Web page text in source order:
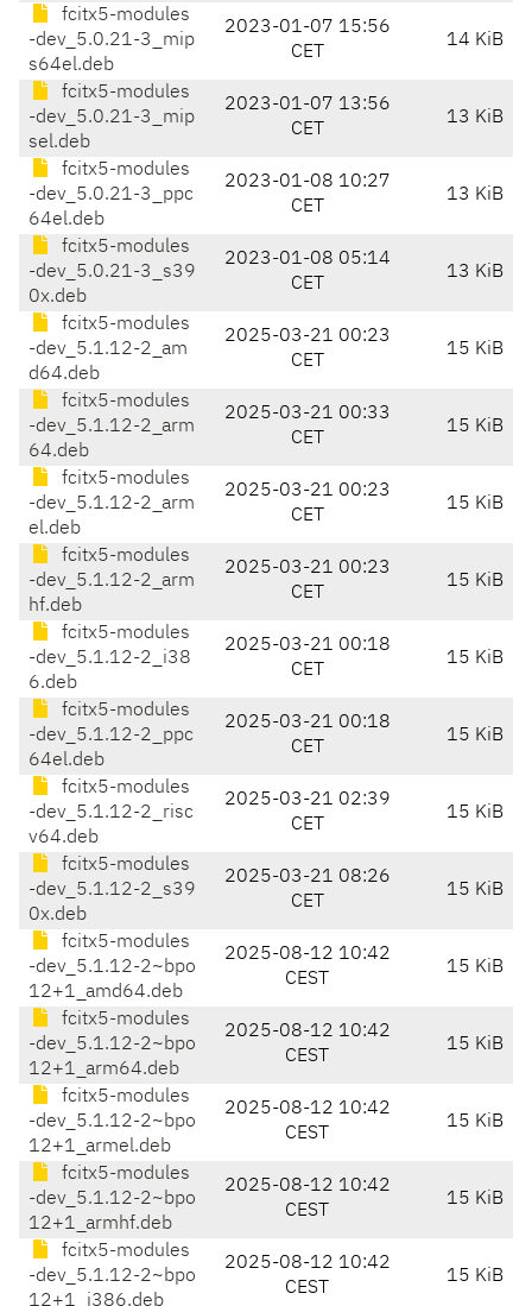
fcitx5-modules
-dev_5.0.21-3_mip
s64el.deb
2023-01-07 15:56
CET
14 KiB
fcitx5-modules
-dev_5.0.21-3_mip
sel.deb
2023-01-07 13:56
CET
13 KiB
fcitx5-modules
-dev_5.0.21-3_ppc
64el.deb
2023-01-08 10:27
CET
13 KiB
fcitx5-modules
-dev_5.0.21-3_s39
0x.deb
2023-01-08 05:14
CET
13 KiB
fcitx5-modules
-dev_5.1.12-2_am
d64.deb
2025-03-21 00:23
CET
15 KiB
fcitx5-modules
-dev_5.1.12-2_arm
64.deb
2025-03-21 00:33
CET
15 KiB
fcitx5-modules
-dev_5.1.12-2_arm
el.deb
2025-03-21 00:23
CET
15 KiB
fcitx5-modules
-dev_5.1.12-2_arm
hf.deb
2025-03-21 00:23
CET
15 KiB
fcitx5-modules
-dev_5.1.12-2_i38
6.deb
2025-03-21 00:18
CET
15 KiB
fcitx5-modules
-dev_5.1.12-2_ppc
64el.deb
2025-03-21 00:18
CET
15 KiB
fcitx5-modules
-dev_5.1.12-2_risc
v64.deb
2025-03-21 02:39
CET
15 KiB
fcitx5-modules
-dev_5.1.12-2_s39
0x.deb
2025-03-21 08:26
CET
15 KiB
fcitx5-modules
-dev_5.1.12-2~bpo
12+1_amd64.deb
2025-08-12 10:42
CEST
15 KiB
fcitx5-modules
-dev_5.1.12-2~bpo
12+1_arm64.deb
2025-08-12 10:42
CEST
15 KiB
fcitx5-modules
-dev_5.1.12-2~bpo
12+1_armel.deb
2025-08-12 10:42
CEST
15 KiB
fcitx5-modules
-dev_5.1.12-2~bpo
12+1_armhf.deb
2025-08-12 10:42
CEST
15 KiB
fcitx5-modules
-dev_5.1.12-2~bpo
12+1_i386.deb
2025-08-12 10:42
CEST
15 KiB